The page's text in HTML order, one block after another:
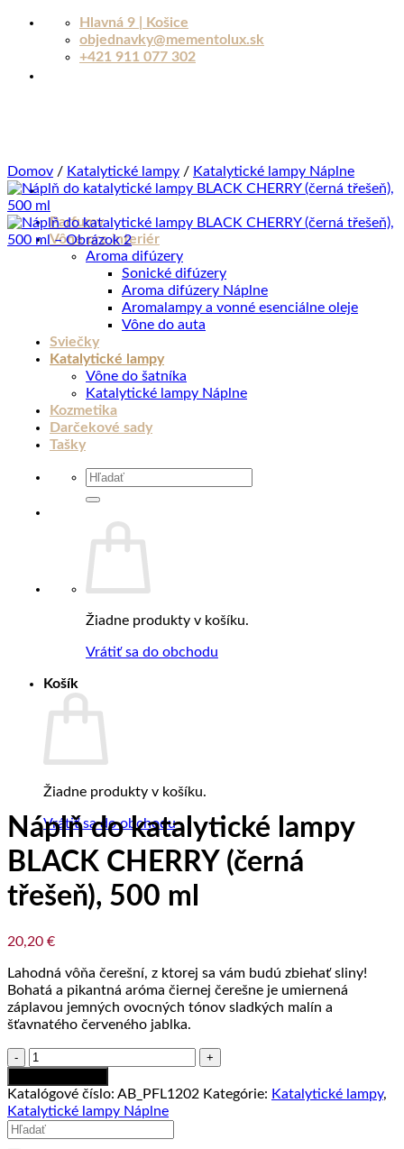
Skip
Hlavná 9 | Košice
objednavky@mementolux.sk
+421 911 077 302
Parfumy
Vône pre interiér
Aroma difúzery
Sonické difúzery
Aroma difúzery Náplne
Aromalampy a vonné esenciálne oleje
Vône do auta
Sviečky
Katalytické lampy
Vône do šatníka
Katalytické lampy Náplne
Kozmetika
Darčekové sady
Tašky
Hľadať:
Žiadne produkty v košíku.
Vrátiť sa do obchodu
Košík
Žiadne produkty v košíku.
Vrátiť sa do obchodu
Domov / Katalytické lampy / Katalytické lampy Náplne
Náplň do katalytické lampy
BLACK CHERRY (černá
třešeň), 500 ml
20,20 €
Lahodná vôňa čerešní, z ktorej sa vám budú zbiehať sliny!
Bohatá a pikantná aróma čiernej čerešne je umiernená
záplavou jemných ovocných tónov sladkých malín a
šťavnatého červeného jablka.
množstvo
Náplň
do
katalytické
lampy
BLACK
Katalógové číslo: AB_PFL1202 Kategórie: Katalytické lampy,
Katalytické lampy Náplne
Hľadať:
Aroma - osobný poradca
Som Aroma, pomôžem Vám nájsť Vašu dokonalú vôňu.
Dovoľte mi poradiť Vám s výberom.
Welcome. I am also available to assist you in English.
🎁 HĽADÁM DARČEK
💫 ODPORUČTE MI VÔŇU
🏠 VÔNE DO DOMÁCNOSTI